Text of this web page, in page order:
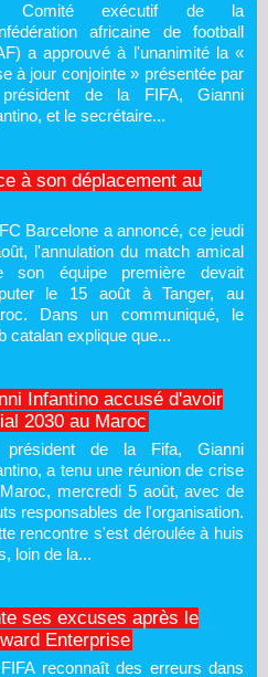
Comité exécutif de la
africaine de football
a approuvé à l'unanimité la «
à jour conjointe » présentée par
de la FIFA, Gianni
et le secrétaire...
à son déplacement au
Barcelone a annoncé, ce jeudi
l'annulation du match amical
son équipe première devait
le 15 août à Tanger, au
Dans un communiqué, le
catalan explique que...
Infantino accusé d'avoir
2030 au Maroc
président de la Fifa, Gianni
a tenu une réunion de crise
mercredi 5 août, avec de
responsables de l'organisation.
rencontre s'est déroulée à huis
loin de la...
ses excuses après le
Enterprise
reconnaît des erreurs dans